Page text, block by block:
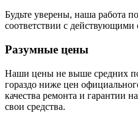
Будьте уверены, наша работа
соответствии с действующими
Разумные цены
Наши цены не выше средних
гораздо ниже цен
качества ремонта и гарантии
свои средства.